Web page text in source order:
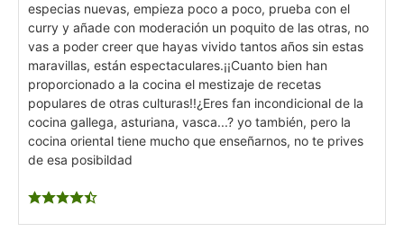
especias nuevas, empieza poco a poco, prueba con el
curry y añade con moderación un poquito de las otras, no
vas a poder creer que hayas vivido tantos años sin estas
maravillas, están espectaculares.¡¡Cuanto bien han
proporcionado a la cocina el mestizaje de recetas
populares de otras culturas!!¿Eres fan incondicional de la
cocina gallega, asturiana, vasca...? yo también, pero la
cocina oriental tiene mucho que enseñarnos, no te prives
de esa posibildad